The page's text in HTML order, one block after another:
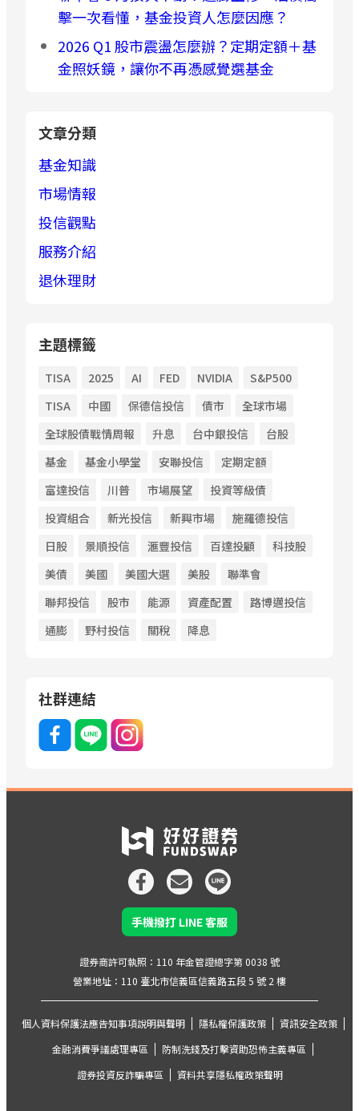
擊一次看懂，基金投資人怎麼因應？
2026 Q1 股市震盪怎麼辦？定期定額＋基
金照妖鏡，讓你不再憑感覺選基金
文章分類
基金知識
市場情報
投信觀點
服務介紹
退休理財
主題標籤
TISA 2025 AI FED NVIDIA
S&P500
TISA
中國 保德信投信 債市
全球市場
全球股債戰情周報
升息 台中銀投信
台股
基金
基金小學堂 安聯投信
定期定額
富達投信
川普 市場展望
投資等級債
投資組合
新光投信 新興市場
施羅德投信
日股
景順投信 滙豐投信 百達投顧
科技股
美債
美國 美國大選 美股
聯準會
聯邦投信
股市 能源 資產配置
路博邁投信
通膨
野村投信 關稅 降息
社群連結
手機撥打 LINE 客服
證券商許可執照：110 年金管證總字第 0038 號
個人資料保護法應告知事項說明與聲明 隱私權保護政策
資訊安全政策
金融消費爭議處理專區
防制洗錢及打擊資助恐怖主義專區
證券投資反詐騙專區
資料共享隱私權政策聲明
營業地址：110 臺北市信義區信義路五段 5 號 2 樓